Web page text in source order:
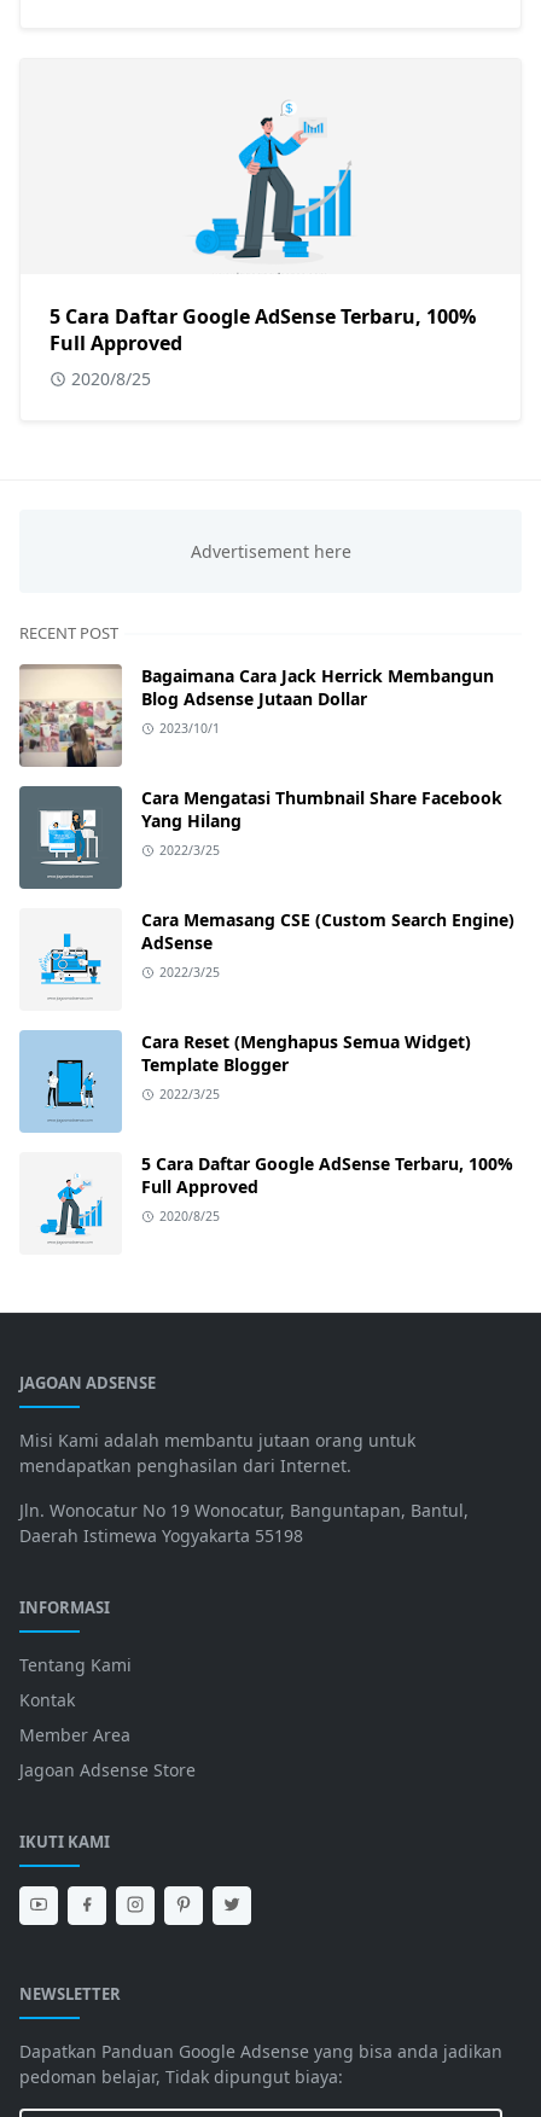
5 Cara Daftar Google AdSense Terbaru, 100%
Full Approved
2020/8/25
RECENT POST
Bagaimana Cara Jack Herrick Membangun
Blog Adsense Jutaan Dollar
2023/10/1
Cara Mengatasi Thumbnail Share Facebook
Yang Hilang
2022/3/25
Cara Memasang CSE (Custom Search Engine)
AdSense
2022/3/25
Cara Reset (Menghapus Semua Widget)
Template Blogger
2022/3/25
5 Cara Daftar Google AdSense Terbaru, 100%
Full Approved
2020/8/25
JAGOAN ADSENSE
Misi Kami adalah membantu jutaan orang untuk
mendapatkan penghasilan dari Internet.
Jln. Wonocatur No 19 Wonocatur, Banguntapan, Bantul,
Daerah Istimewa Yogyakarta 55198
INFORMASI
Tentang Kami
Kontak
Member Area
Jagoan Adsense Store
IKUTI KAMI
NEWSLETTER
Dapatkan Panduan Google Adsense yang bisa anda jadikan
pedoman belajar, Tidak dipungut biaya: